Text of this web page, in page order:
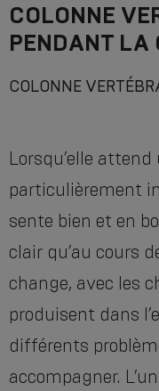
COLONNE
PENDANT LA
COLONNE
Lorsqu’elle attend
particulièrement
sente bien et en
clair qu’au cours
change, avec les
produisent dans
différents
accompagner.